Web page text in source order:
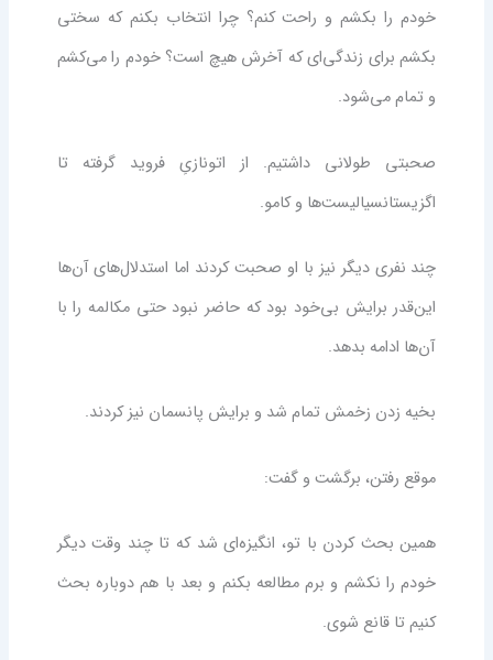
خودم را بکشم و راحت کنم؟ چرا انتخاب بکنم که سختی
بکشم برای زندگی‌ای که آخرش هیچ است؟ خودم را می‌کشم
و تمام می‌شود.
صحبتی طولانی داشتیم. از اتونازیِ فروید گرفته تا
اگزیستانسیالیست‌ها و کامو.
چند نفری دیگر نیز با او صحبت کردند اما استدلال‌های آن‌ها
این‌قدر برایش بی‌خود بود که حاضر نبود حتی مکالمه را با
آن‌ها ادامه بدهد.
بخیه زدن زخمش تمام شد و برایش پانسمان نیز کردند.
موقع رفتن، برگشت و گفت:
همین بحث کردن با تو، انگیزه‌ای شد که تا چند وقت دیگر
خودم را نکشم و برم مطالعه بکنم و بعد با هم دوباره بحث
کنیم تا قانع شوی.